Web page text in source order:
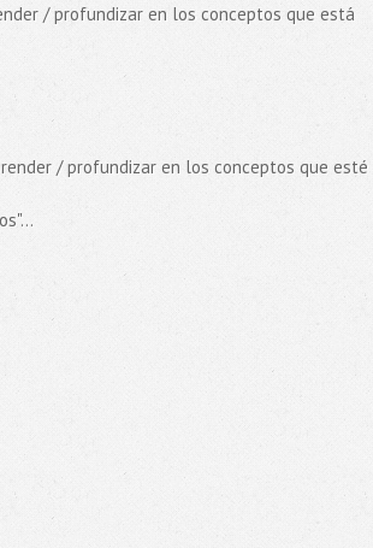
/ profundizar en los conceptos que está
/ profundizar en los conceptos que esté